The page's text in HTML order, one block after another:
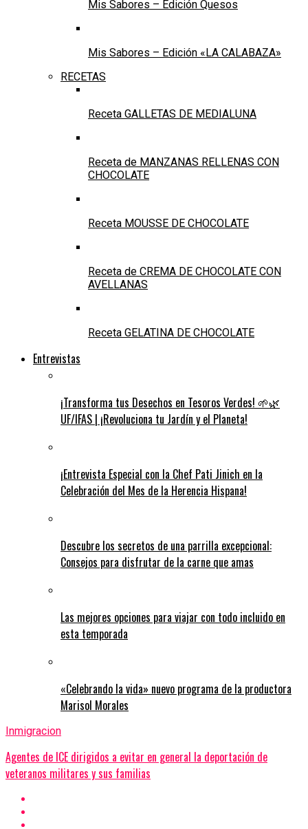
Mis Sabores – Edición Quesos
Mis Sabores – Edición «LA CALABAZA»
RECETAS
Receta GALLETAS DE MEDIALUNA
Receta de MANZANAS RELLENAS CON
CHOCOLATE
Receta MOUSSE DE CHOCOLATE
Receta de CREMA DE CHOCOLATE CON
AVELLANAS
Receta GELATINA DE CHOCOLATE
Entrevistas
¡Transforma tus Desechos en Tesoros Verdes! 🌱🌿
UF/IFAS | ¡Revoluciona tu Jardín y el Planeta!
¡Entrevista Especial con la Chef Pati Jinich en la
Celebración del Mes de la Herencia Hispana!
Descubre los secretos de una parrilla excepcional:
Consejos para disfrutar de la carne que amas
Las mejores opciones para viajar con todo incluido en
esta temporada
«Celebrando la vida» nuevo programa de la productora
Marisol Morales
Inmigracion
Agentes de ICE dirigidos a evitar en general la deportación de
veteranos militares y sus familias